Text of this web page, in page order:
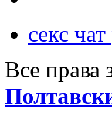
секс
Все